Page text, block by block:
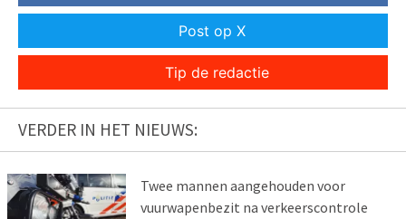
Post op X
Tip de redactie
VERDER IN HET NIEUWS:
Twee mannen aangehouden voor
vuurwapenbezit na verkeerscontrole